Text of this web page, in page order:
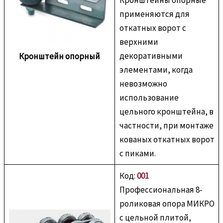
Кронштейн опорный
применяются для
откатных ворот с
верхними
декоративными
элементами, когда
невозможно
использование
цельного кронштейна, в
частности, при монтаже
кованых откатных ворот
с пиками.
Код:001
Профессиональная 8-
роликовая опора МИКРО
с цельной плитой,